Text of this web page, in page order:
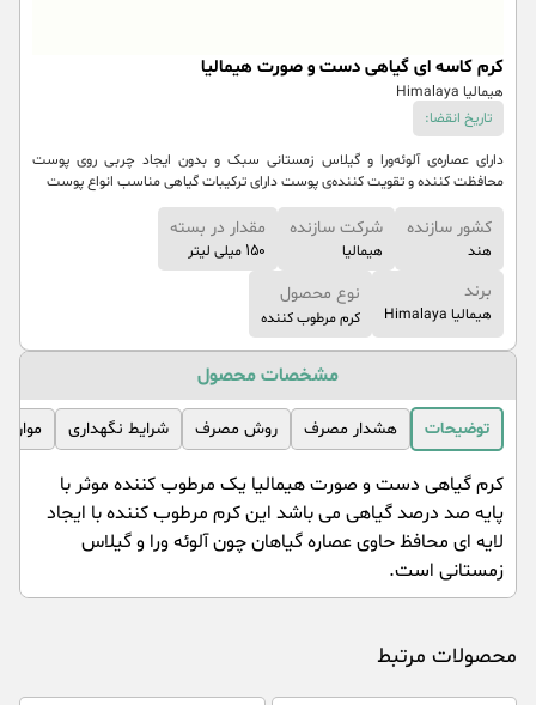
کرم کاسه ای گیاهی دست و صورت هیمالیا
هیمالیا Himalaya
تاریخ انقضا:
دارای عصاره‌ی آلوئه‌ورا و گیلاس زمستانی سبک و بدون ایجاد چربی روی پوست
محافظت کننده و تقویت کننده‌ی پوست دارای ترکیبات گیاهی مناسب انواع پوست
کشور سازنده
هند
شرکت سازنده
هیمالیا
مقدار در بسته
150 میلی لیتر
برند
هیمالیا Himalaya
نوع محصول
کرم مرطوب کننده
مشخصات محصول
توضیحات هشدار مصرف روش مصرف شرایط نگهداری
کرم گیاهی دست و صورت هیمالیا یک مرطوب کننده موثر با
پایه صد درصد گیاهی می باشد این کرم مرطوب کننده با ایجاد
لایه ای محافظ حاوی عصاره گیاهان چون آلوئه ورا و گیلاس
زمستانی است.
محصولات مرتبط